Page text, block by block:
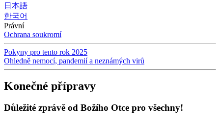
日本語
한국어
Právní
Ochrana soukromí
Pokyny pro tento rok 2025
Ohledně nemocí, pandemií a neznámých virů
Konečné přípravy
Důležité zprávě od Božího Otce pro všechny!